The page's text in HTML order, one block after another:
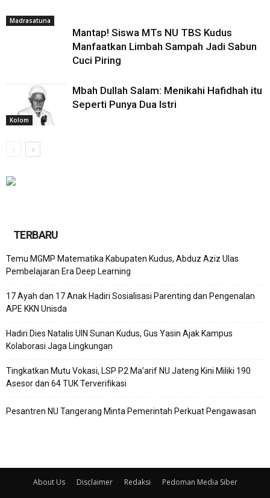
Madrasatuna
Mantap! Siswa MTs NU TBS Kudus
Manfaatkan Limbah Sampah Jadi Sabun
Cuci Piring
Kolom
Mbah Dullah Salam: Menikahi Hafidhah itu
Seperti Punya Dua Istri
TERBARU
Temu MGMP Matematika Kabupaten Kudus, Abduz Aziz Ulas
Pembelajaran Era Deep Learning
17 Ayah dan 17 Anak Hadiri Sosialisasi Parenting dan Pengenalan
APE KKN Unisda
Hadiri Dies Natalis UIN Sunan Kudus, Gus Yasin Ajak Kampus
Kolaborasi Jaga Lingkungan
Tingkatkan Mutu Vokasi, LSP P2 Ma’arif NU Jateng Kini Miliki 190
Asesor dan 64 TUK Terverifikasi
Pesantren NU Tangerang Minta Pemerintah Perkuat Pengawasan
About Us Disclaimer Redaksi Pedoman Media Siber